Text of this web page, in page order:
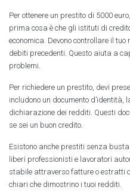
Per ottenere un prestito di 5000
prima cosa è che gli istituti di
economica. Devono controllare il
debiti precedenti. Questo aiuta a
problemi.
Per richiedere un prestito, devi
includono un documento d’identità,
dichiarazione dei redditi. Questi
se sei un buon credito.
Esistono anche prestiti senza
liberi professionisti e lavoratori
stabile attraverso fatture o estratti
chiari che dimostrino i tuoi redditi.